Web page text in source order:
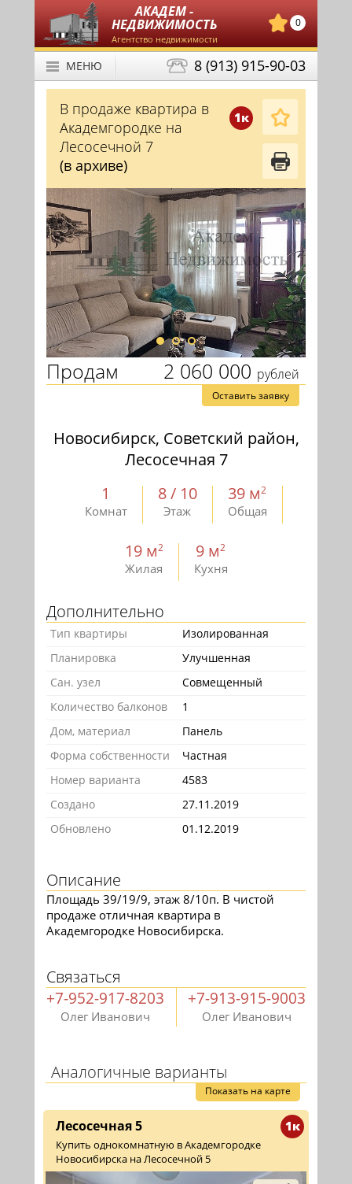
АКАДЕМ -
НЕДВИЖИМОСТЬ
Агентство недвижимости
0
8 (913) 915-90-03
МЕНЮ
1к
В продаже квартира в
Академгородке на
Лесосечной 7
(в архиве)
2 060 000 рублей
Продам
Оставить заявку
Новосибирск, Советский район,
Лесосечная 7
1
Комнат
8 / 10
Этаж
39 м2
Общая
19 м2
Жилая
9 м2
Кухня
Дополнительно
Тип квартиры
Изолированная
Планировка
Улучшенная
Сан. узел
Совмещенный
Количество балконов
1
Дом, материал
Панель
Форма собственности
Частная
Номер варианта
4583
Создано
27.11.2019
Обновлено
01.12.2019
Описание
Площадь 39/19/9, этаж 8/10п. В чистой
продаже отличная квартира в
Академгородке Новосибирска.
Связаться
+7-952-917-8203
Олег Иванович
+7-913-915-9003
Олег Иванович
Аналогичные варианты
Показать на карте
1к
Лесосечная 5
Купить однокомнатную в Академгородке
Новосибирска на Лесосечной 5